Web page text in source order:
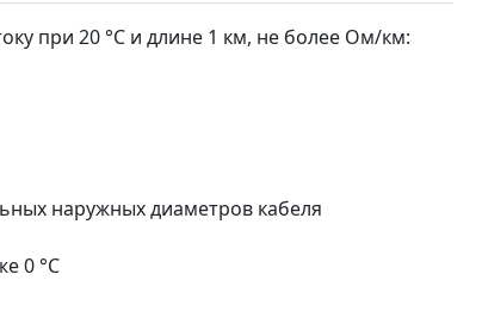
при 20 °С и длине 1 км, не более Ом/км:
наружных диаметров кабеля
0 °С